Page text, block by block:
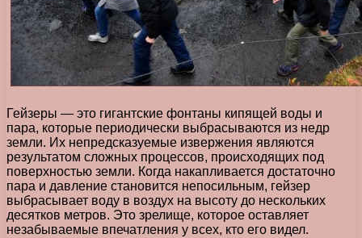
Гейзеры — это гигантские фонтаны кипящей воды и
пара, которые периодически выбрасываются из недр
земли. Их непредсказуемые извержения являются
результатом сложных процессов, происходящих под
поверхностью земли. Когда накапливается достаточно
пара и давление становится непосильным, гейзер
выбрасывает воду в воздух на высоту до нескольких
десятков метров. Это зрелище, которое оставляет
незабываемые впечатления у всех, кто его видел.